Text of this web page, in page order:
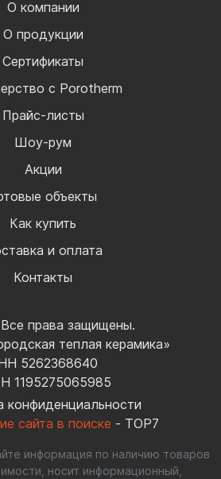
О компании
О продукции
Сертификаты
с Porotherm
Прайс-листы
Шоу-рум
Акции
объекты
Как купить
и оплата
Контакты
права защищены.
теплая керамика»
5262368640
1195275065985
конфиденциальности
сайта в поиске - TOP7
информация по наличию товаров
носит информационный,